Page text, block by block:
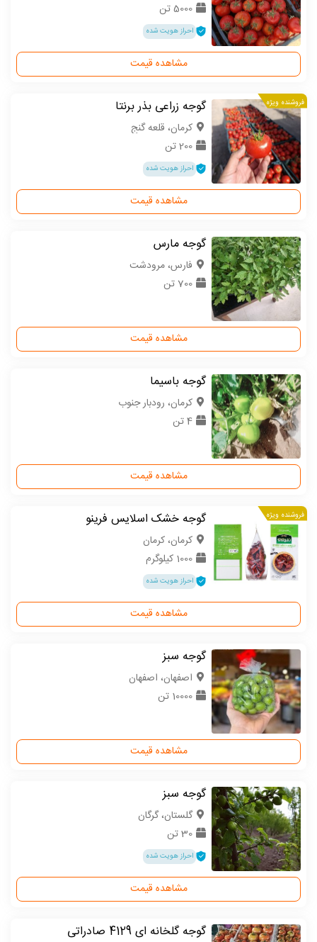
5000 تن
احراز هویت شده
مشاهده قیمت
فروشنده ویژه گوجه زراعی بذر برنتا
كرمان، قلعه گنج
200 تن
احراز هویت شده
مشاهده قیمت
گوجه مارس
فارس، مرودشت
700 تن
مشاهده قیمت
گوجه باسیما
كرمان، رودبار جنوب
4 تن
مشاهده قیمت
فروشنده ویژه گوجه خشک اسلایس فرینو
كرمان، کرمان
1000 کیلوگرم
احراز هویت شده
مشاهده قیمت
گوجه سبز
اصفهان، اصفهان
10000 تن
مشاهده قیمت
گوجه سبز
گلستان، گرگان
30 تن
احراز هویت شده
مشاهده قیمت
گوجه گلخانه ای 4129 صادراتی